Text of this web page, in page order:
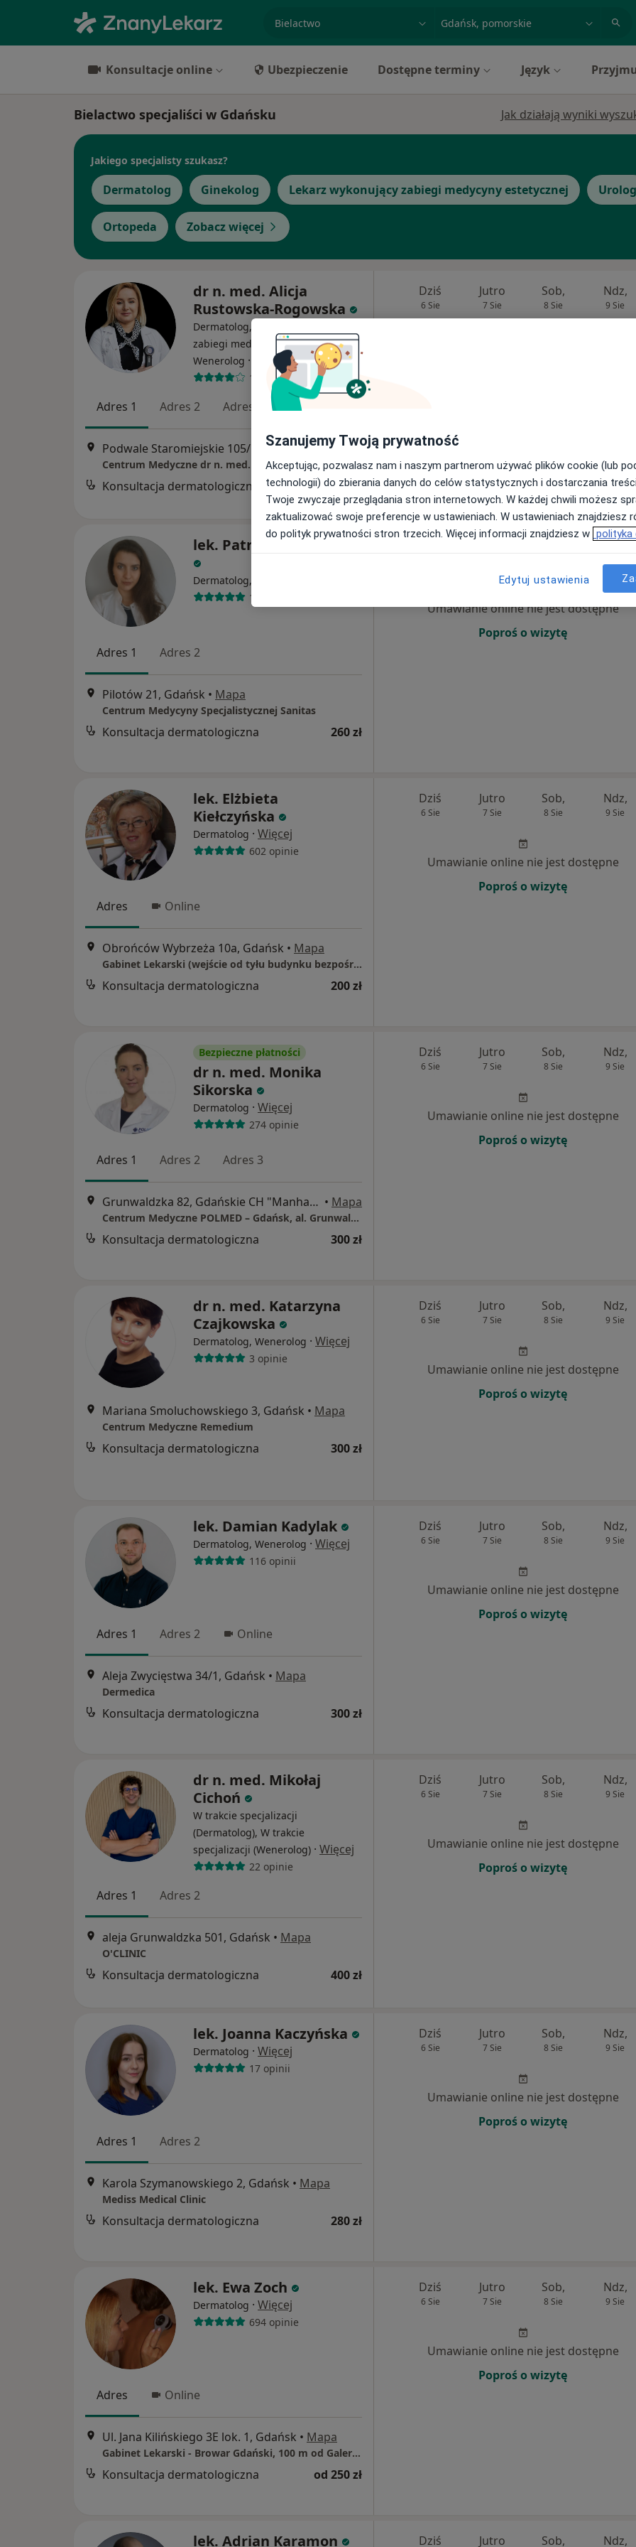
specjalizacja, badanie lub nazwiskomiasto lub dzielnica
Konsultacje online Ubezpieczenie Dostępne terminy Język
Bielactwo specjaliści w Gdańsku Jak działają wyniki
Jakiego specjalisty szukasz?
Dermatolog Ginekolog Lekarz wykonujący zabiegi medycyny estetycznej Urolog
Ortopeda Zobacz więcej
dr n. med. Alicja
Rustowska-Rogowska
Dermatolog, Lekarz wykonujący
zabiegi medycyny estetycznej,
Wenerolog · Więcej
1072 opinie
Adres 1 Adres 2 Adres 3 Adres 4
Podwale Staromiejskie 105/106/1, Gdańsk •Mapa
Centrum Medyczne dr n. med. Alicja Rustowska-Rogowska i Partnerzy
Konsultacja dermatologiczna od 250 zł
Dziś
6 Sie
Jutro
7 Sie
Sob,
8 Sie
Ndz,
9 Sie
lek. Patrycja Brzezińska
Dermatolog, Wenerolog
13 opinii
Adres 1 Adres 2
Pilotów 21, Gdańsk • Mapa
Centrum Medycyny Specjalistycznej Sanitas
Konsultacja dermatologiczna 260 zł
Sob, Ndz,
Umawianie online nie jest dostępne
Poproś o wizytę
lek. Elżbieta
Kiełczyńska
Dermatolog · Więcej
602 opinie
Adres Online
Obrońców Wybrzeża 10a, Gdańsk • Mapa
Gabinet Lekarski (wejście od tyłu budynku bezpośrednie)
Konsultacja dermatologiczna 200 zł
Dziś
6 Sie
Jutro
7 Sie
Sob,
8 Sie
Ndz,
9 Sie
Umawianie online nie jest dostępne
Poproś o wizytę
Bezpieczne płatności
dr n. med. Monika
Sikorska
Dermatolog · Więcej
274 opinie
Adres 1 Adres 2 Adres 3
Grunwaldzka 82, Gdańskie CH "Manhattan", Gdańsk • Mapa
Centrum Medyczne POLMED – Gdańsk, al. Grunwaldzka 82
Konsultacja dermatologiczna 300 zł
Dziś
6 Sie
Jutro
7 Sie
Sob,
8 Sie
Ndz,
9 Sie
Umawianie online nie jest dostępne
Poproś o wizytę
dr n. med. Katarzyna
Czajkowska
Dermatolog, Wenerolog · Więcej
3 opinie
Mariana Smoluchowskiego 3, Gdańsk • Mapa
Centrum Medyczne Remedium
Konsultacja dermatologiczna 300 zł
Dziś
6 Sie
Jutro
7 Sie
Sob,
8 Sie
Ndz,
9 Sie
Umawianie online nie jest dostępne
Poproś o wizytę
lek. Damian Kadylak
Dermatolog, Wenerolog · Więcej
116 opinii
Adres 1 Adres 2 Online
Aleja Zwycięstwa 34/1, Gdańsk • Mapa
Dermedica
Konsultacja dermatologiczna 300 zł
Dziś
6 Sie
Jutro
7 Sie
Sob,
8 Sie
Ndz,
9 Sie
Umawianie online nie jest dostępne
Poproś o wizytę
dr n. med. Mikołaj
Cichoń
W trakcie specjalizacji
(Dermatolog), W trakcie
specjalizacji (Wenerolog) · Więcej
22 opinie
Adres 1 Adres 2
aleja Grunwaldzka 501, Gdańsk • Mapa
O'CLINIC
Konsultacja dermatologiczna 400 zł
Dziś
6 Sie
Jutro
7 Sie
Sob,
8 Sie
Ndz,
9 Sie
Umawianie online nie jest dostępne
Poproś o wizytę
lek. Joanna Kaczyńska
Dermatolog · Więcej
17 opinii
Adres 1 Adres 2
Karola Szymanowskiego 2, Gdańsk • Mapa
Mediss Medical Clinic
Konsultacja dermatologiczna 280 zł
Dziś
6 Sie
Jutro
7 Sie
Sob,
8 Sie
Ndz,
9 Sie
Umawianie online nie jest dostępne
Poproś o wizytę
lek. Ewa Zoch
Dermatolog · Więcej
694 opinie
Adres Online
Ul. Jana Kilińskiego 3E lok. 1, Gdańsk • Mapa
Gabinet Lekarski - Browar Gdański, 100 m od Galerii Metropolia
Konsultacja dermatologiczna od 250 zł
Dziś
6 Sie
Jutro
7 Sie
Sob,
8 Sie
Ndz,
9 Sie
Umawianie online nie jest dostępne
Poproś o wizytę
lek. Adrian Karamon Dziś Jutro Sob, Ndz,
Szanujemy Twoją prywatność
Akceptując, pozwalasz nam i naszym partnerom używać plików cookie (lub
technologii) do zbierania danych do celów statystycznych i dostarczania
Twoje zwyczaje przeglądania stron internetowych. W każdej chwili możesz
zaktualizować swoje preferencje w ustawieniach. W ustawieniach znajdziesz
do polityk prywatności stron trzecich. Więcej informacji znajdziesz w polityka
Edytuj ustawienia